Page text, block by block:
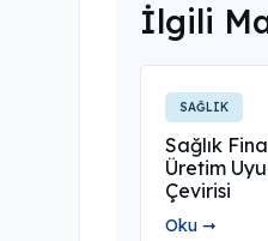
İlgili
SAĞLIK
Sağlık
Üretim
Çevirisi
Oku ➞